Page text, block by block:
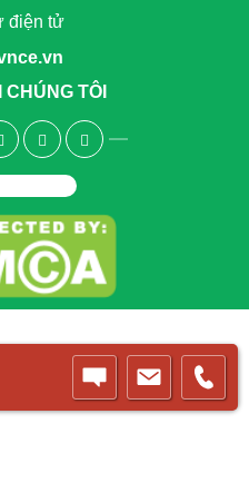
điện tử
CHÚNG TÔI